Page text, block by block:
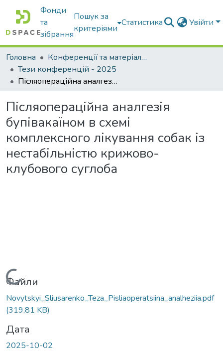
Фонди
та
зібрання
Пошук за
критеріями
Статистика Увійти
Головна
Конференції та матеріали конференцій
Тези конференцій - 2025
Післяопераційна аналгезія бупівакаїном в схемі комплексного лікування собак із нестабільністю крижово-клубового суглоба
Післяопераційна аналгезія
бупівакаїном в схемі
комплексного лікування собак із
нестабільністю крижово-
клубового суглоба
Вантажиться...
Файли
Novytskyi_Sliusarenko_Teza_Pisliaoperatsiina_analheziia.pdf
(319,81 KB)
Дата
2025-10-02